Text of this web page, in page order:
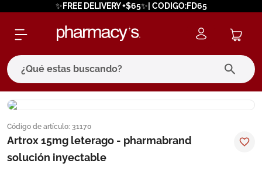
✨FREE DELIVERY +$65✨| CODIGO:FD65
¿Qué estas buscando?
Código de artículo: 31170
Artrox 15mg leterago - pharmabrand
solución inyectable
términos más buscados
1. eucerin